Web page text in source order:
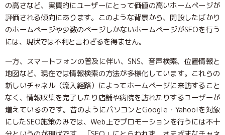
の高さなど、実質的にユーザーにとって価値の高いホームページが
評価される傾向にあります。このような背景から、開設したばかり
のホームページや少数のページしかないホームページがSEOを行う
には、現状では不利と言わざるを得ません。
一方、スマートフォンの普及に伴い、SNS、音声検索、位置情報と
地図など、現在では情報検索の方法が多様化しています。これらの
新しいチャネル（流入経路）によってホームページに来訪すること
なく、情報収集を完了したり店舗や病院を訪れたりするユーザーが
増えているのです。昔のようにパソコンとGoogle・Yahoo!を対象
にしたSEO施策のみでは、Web上でプロモーションを行うには不十